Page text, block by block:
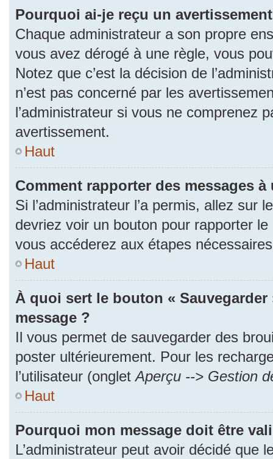
Pourquoi ai-je reçu un
Chaque administrateur a son propre
vous avez dérogé à une règle, vous
Notez que c’est la décision de
n’est pas concerné par les
l’administrateur si vous ne comprenez
avertissement.
Haut
Comment rapporter des messages
Si l’administrateur l’a permis, allez sur
devriez voir un bouton pour rapporter
vous accéderez aux étapes
Haut
À quoi sert le bouton «
message ?
Il vous permet de sauvegarder des
poster ultérieurement. Pour les
l’utilisateur (ongletAperçu --> Gestion
Haut
Pourquoi mon message doit être
L’administrateur peut avoir décidé que